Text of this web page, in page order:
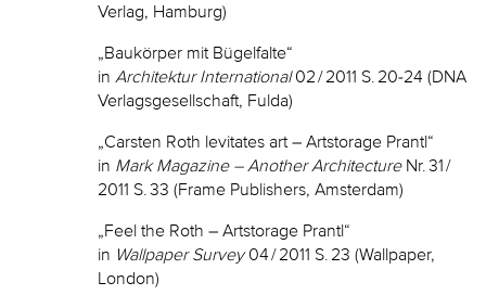
Verlag, Hamburg)
„Baukörper mit Bügelfalte“
in Architektur International02 / 2011 S. 20-24 (DNA
Verlagsgesellschaft, Fulda)
„Carsten Roth levitates art – Artstorage Prantl“
in Mark Magazine – Another ArchitectureNr. 31 /
2011 S. 33 (Frame Publishers, Amsterdam)
„Feel the Roth – Artstorage Prantl“
in Wallpaper Survey04 / 2011 S. 23 (Wallpaper,
London)